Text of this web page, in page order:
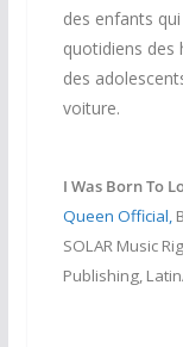
des enfants
quotidiens
des
voiture.
I Was Born To
Queen Official,
SOLAR Music
Publishing,